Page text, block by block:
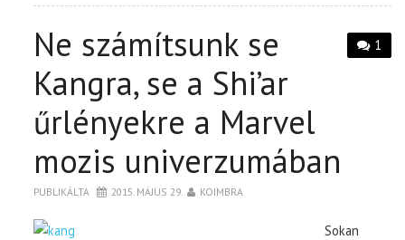
1
Ne számítsunk se
Kangra, se a Shi’ar
űrlényekre a Marvel
mozis univerzumában
PUBLIKÁLTA 2015. MÁJUS 29. KOIMBRA
Sokan